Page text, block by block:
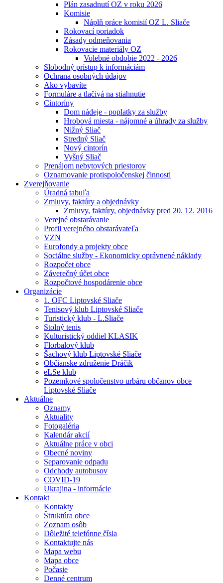
Plán zasadnutí OZ v roku 2026
Komisie
Náplň práce komisií OZ L. Sliače
Rokovací poriadok
Zásady odmeňovania
Rokovacie materiály OZ
Volebné obdobie 2022 - 2026
Slobodný prístup k informáciám
Ochrana osobných údajov
Ako vybavíte
Formuláre a tlačivá na stiahnutie
Cintoríny
Dom nádeje - poplatky za služby
Hrobová miesta - nájomné a úhrady za služby
Nižný Sliač
Stredný Sliač
Nový cintorín
Vyšný Sliač
Prenájom nebytových priestorov
Oznamovanie protispoločenskej činnosti
Zverejňovanie
Úradná tabuľa
Zmluvy, faktúry a objednávky
Zmluvy, faktúry, objednávky pred 20. 12. 2016
Verejné obstarávanie
Profil verejného obstarávateľa
VZN
Eurofondy a projekty obce
Sociálne služby - Ekonomicky oprávnené náklady
Rozpočet obce
Záverečný účet obce
Rozpočtové hospodárenie obce
Organizácie
1. OFC Liptovské Sliače
Tenisový klub Liptovské Sliače
Turistický klub - L.Sliače
Stolný tenis
Kulturistický oddiel KLASIK
Florbalový klub
Šachový klub Liptovské Sliače
Občianske združenie Dráčik
eLSe klub
Pozemkové spoločenstvo urbáru občanov obce
Liptovské Sliače
Aktuálne
Oznamy
Aktuality
Fotogaléria
Kalendár akcií
Aktuálne práce v obci
Obecné noviny
Separovanie odpadu
Odchody autobusov
COVID-19
Ukrajina - informácie
Kontakt
Kontakty
Štruktúra obce
Zoznam osôb
Dôležité telefónne čísla
Kontaktujte nás
Mapa webu
Mapa obce
Počasie
Denné centrum